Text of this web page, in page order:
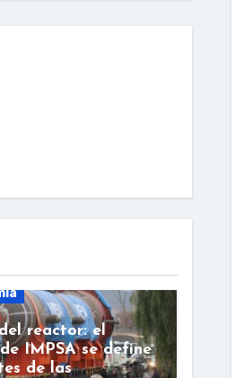
reactor: el
IMPSA se define
de las